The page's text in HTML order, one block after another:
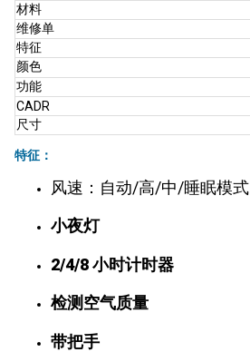
材料
维修单
特征
颜色
功能
CADR
尺寸
特征：
风速：自动/高/中/睡眠模式
小夜灯
2/4/8 小时计时器
检测空气质量
带把手